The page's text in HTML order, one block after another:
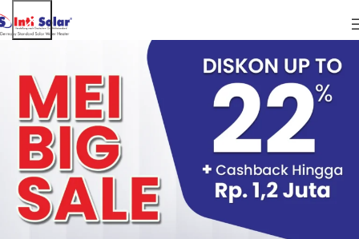
Manfaat Pemanas Air Tenaga Matahari
Untuk Kesehatan